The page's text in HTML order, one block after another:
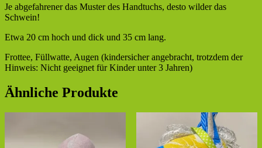
Je abgefahrener das Muster des Handtuchs, desto wilder das
Schwein!
Etwa 20 cm hoch und dick und 35 cm lang.
Frottee, Füllwatte, Augen (kindersicher angebracht, trotzdem der
Hinweis: Nicht geeignet für Kinder unter 3 Jahren)
Ähnliche Produkte